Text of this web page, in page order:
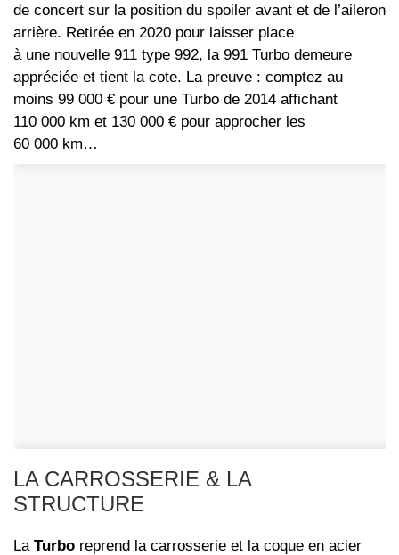
de concert sur la position du spoiler avant et de l’aileron
arrière. Retirée en 2020 pour laisser place
à une nouvelle 911 type 992, la 991 Turbo demeure
appréciée et tient la cote. La preuve : comptez au
moins 99 000 € pour une Turbo de 2014 affichant
110 000 km et 130 000 € pour approcher les
60 000 km…
LA CARROSSERIE & LA
STRUCTURE
La Turbo reprend la carrosserie et la coque en acier